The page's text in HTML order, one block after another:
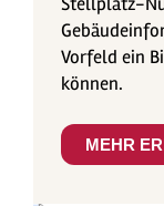
Vorfeld ein
können.
MEHR